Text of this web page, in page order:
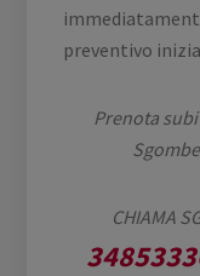
preventivo
Prenota
CHIAMA